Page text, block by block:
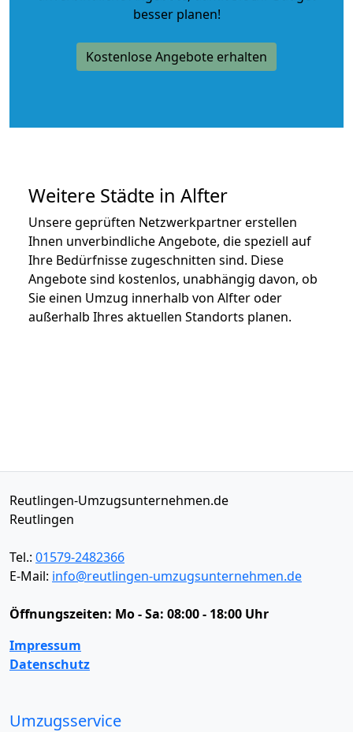
besser planen!
Kostenlose Angebote erhalten
Weitere Städte in Alfter
Unsere geprüften Netzwerkpartner erstellen
Ihnen unverbindliche Angebote, die speziell auf
Ihre Bedürfnisse zugeschnitten sind. Diese
Angebote sind kostenlos, unabhängig davon, ob
Sie einen Umzug innerhalb von Alfter oder
außerhalb Ihres aktuellen Standorts planen.
Reutlingen-Umzugsunternehmen.de
Reutlingen
Tel.: 01579-2482366
E-Mail: info@reutlingen-umzugsunternehmen.de
Öffnungszeiten: Mo - Sa: 08:00 - 18:00 Uhr
Impressum
Datenschutz
Umzugsservice